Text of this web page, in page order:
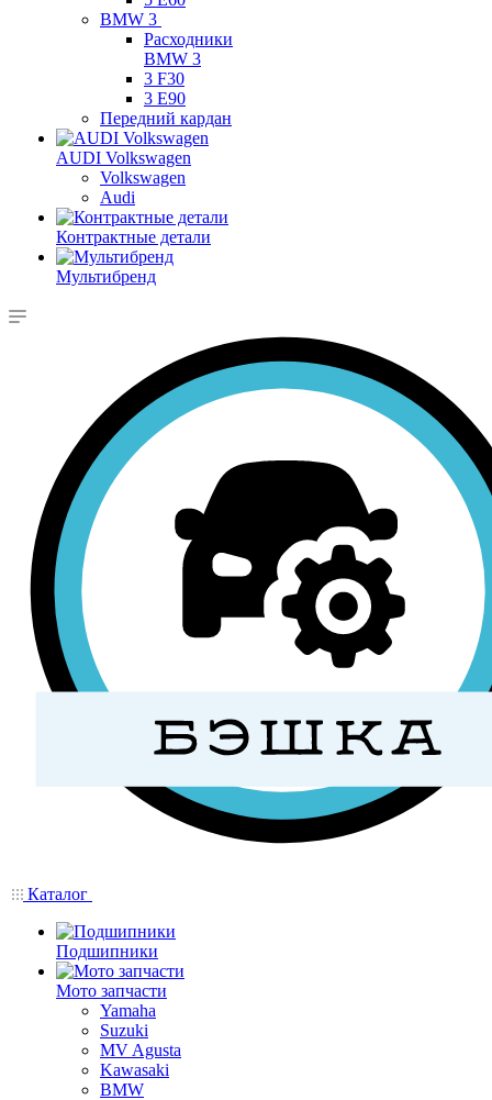
BMW 3
Расходники
BMW 3
3 F30
3 E90
Передний кардан
AUDI Volkswagen
Volkswagen
Audi
Контрактные детали
Мультибренд
Каталог
Подшипники
Мото запчасти
Yamaha
Suzuki
MV Agusta
Kawasaki
BMW